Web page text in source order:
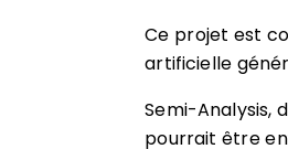
Ce projet est
artificielle
Semi-Analysis,
pourrait être